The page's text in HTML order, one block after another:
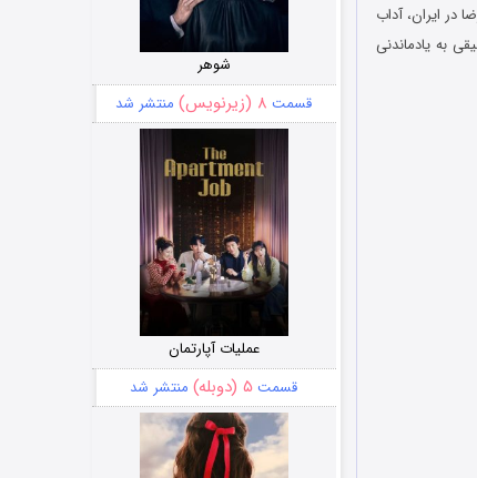
در ایران، آداب
به یادماندنی
شوهر
قسمت ۸ (زیرنویس) منتشر شد
عملیات آپارتمان
قسمت ۵ (دوبله) منتشر شد